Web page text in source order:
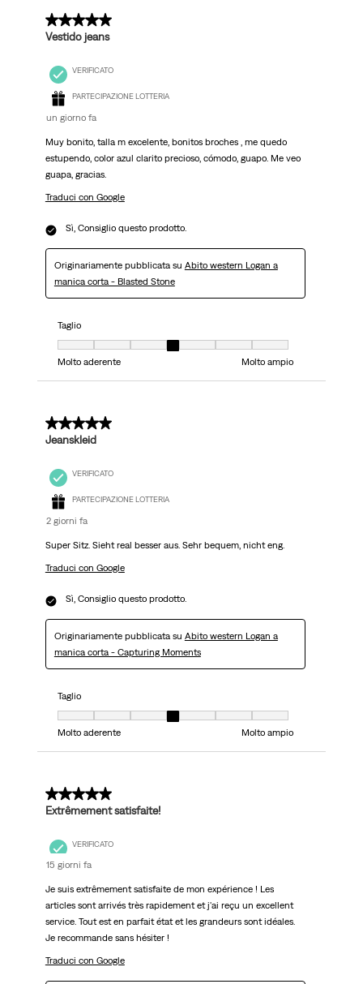
5 su 5 stelle.
Vestido jeans
VERIFICATO
PARTECIPAZIONE LOTTERIA
un giorno fa
Muy bonito, talla m excelente, bonitos broches , me quedo
estupendo, color azul clarito precioso, cómodo, guapo. Me veo
guapa, gracias.
Traduci con Google
Sì, Consiglio questo prodotto.
Originariamente pubblicata su Abito western Logan a
manica corta - Blasted Stone
Taglio
Taglio, 4 su 7, dove 1 è uguale a Molto aderente e 7 è uguale a Molto
Molto aderente
Molto ampio
5 su 5 stelle.
Jeanskleid
VERIFICATO
PARTECIPAZIONE LOTTERIA
2 giorni fa
Super Sitz. Sieht real besser aus. Sehr bequem, nicht eng.
Traduci con Google
Sì, Consiglio questo prodotto.
Originariamente pubblicata su Abito western Logan a
manica corta - Capturing Moments
Taglio
Taglio, 4 su 7, dove 1 è uguale a Molto aderente e 7 è uguale a Molto
Molto aderente
Molto ampio
5 su 5 stelle.
Extrêmement satisfaite!
VERIFICATO
15 giorni fa
Je suis extrêmement satisfaite de mon expérience ! Les
articles sont arrivés très rapidement et j'ai reçu un excellent
service. Tout est en parfait état et les grandeurs sont idéales.
Je recommande sans hésiter !
Traduci con Google